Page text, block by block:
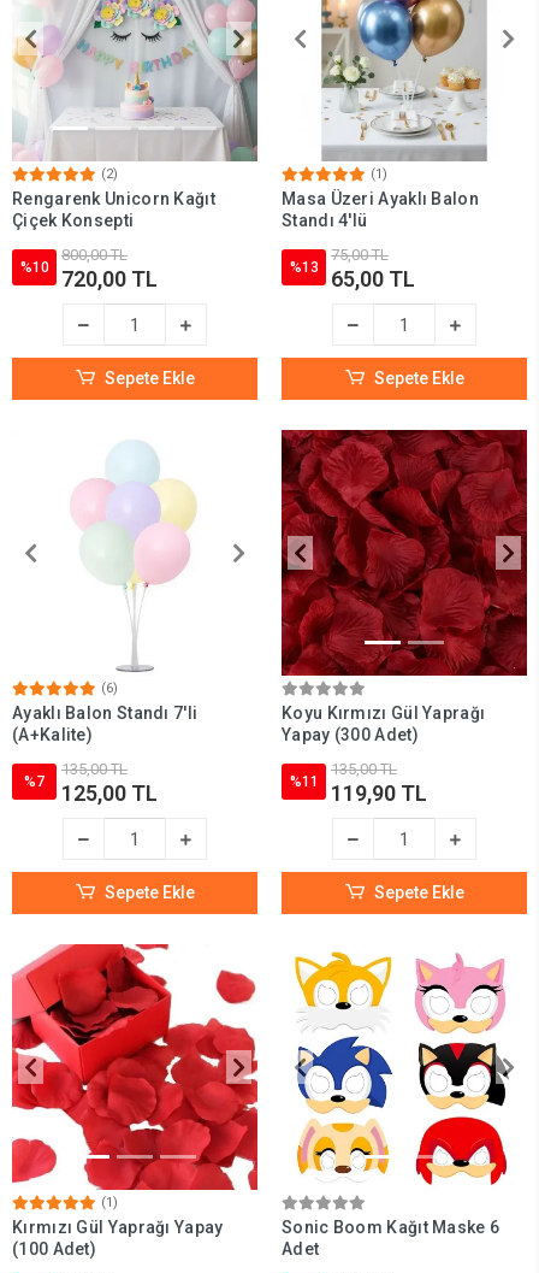
(2)
Rengarenk Unicorn Kağıt
Çiçek Konsepti
%10
800,00 TL
720,00 TL
Sepete Ekle
(1)
Masa Üzeri Ayaklı Balon
Standı 4'lü
%13
75,00 TL
65,00 TL
Sepete Ekle
(6)
Ayaklı Balon Standı 7'li
(A+Kalite)
%7
135,00 TL
125,00 TL
Sepete Ekle
Koyu Kırmızı Gül Yaprağı
Yapay (300 Adet)
%11
135,00 TL
119,90 TL
Sepete Ekle
(1)
Kırmızı Gül Yaprağı Yapay
(100 Adet)
Sonic Boom Kağıt Maske 6
Adet